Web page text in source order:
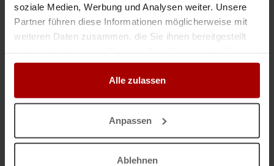
soziale Medien, Werbung und Analysen weiter. Unsere
Partner führen diese Informationen möglicherweise mit
weiteren Daten zusammen, die Sie ihnen bereitgestellt
gesammelt haben.
Alle zulassen
Anpassen
Ablehnen
Jetzt registrieren und sofort starten
B2B-Aufträge für Eisenflechter gesucht?
Messen, Schneiden und Biegen von Betonstahl und
. Durch die Herstellung von
Bewehrungsstahl für Stahlbetonteile spielen Eisenflechter
eine wichtige Rolle im Hoch- und Tiefbau und sind